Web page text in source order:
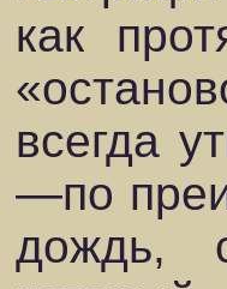
как
всегда
—по
дождь,